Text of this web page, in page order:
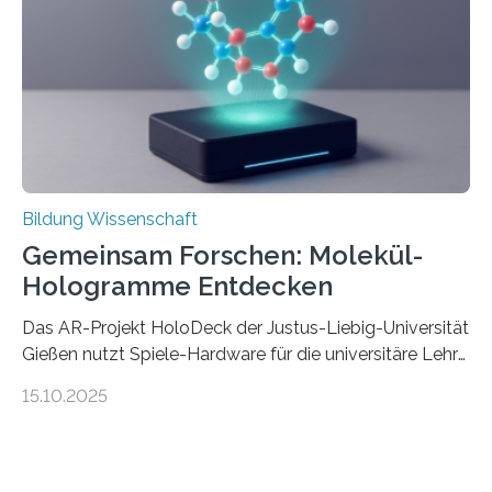
Organizational Behavior an der ESMT Berlin, und
Balázs Kovács, Professor an der Yale School of
Management. Die Forscher kommen zu dem Schluss,
dass Patente…
Bildung Wissenschaft
Gemeinsam Forschen: Molekül-
Hologramme Entdecken
Das AR-Projekt HoloDeck der Justus-Liebig-Universität
Gießen nutzt Spiele-Hardware für die universitäre Lehre
bekannte Augmented-Reality-Technologie (AR) hält
15.10.2025